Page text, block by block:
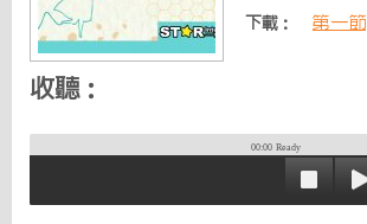
下載： 第一節
收聽：
00:00 Ready